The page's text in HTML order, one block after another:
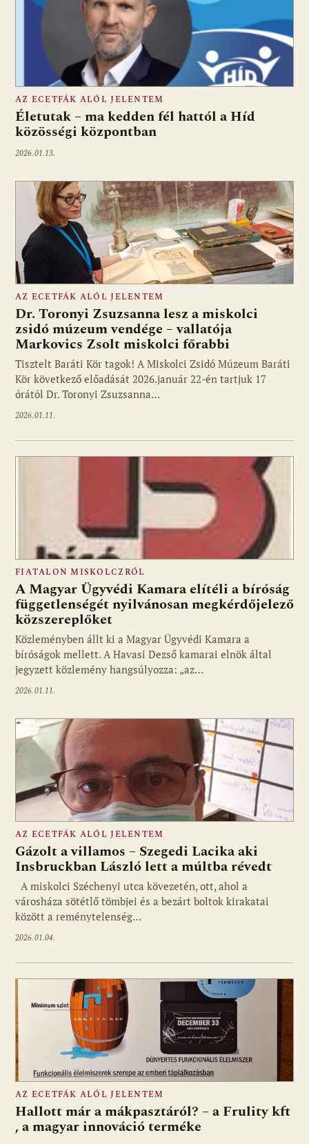
AZ ECETFÁK ALÓL JELENTEM
Életutak – ma kedden fél hattól a Híd
közösségi központban
2026.01.13.
AZ ECETFÁK ALÓL JELENTEM
Dr. Toronyi Zsuzsanna lesz a miskolci
zsidó múzeum vendége – vallatója
Markovics Zsolt miskolci főrabbi
Tisztelt Baráti Kör tagok! A Miskolci Zsidó Múzeum Baráti
Kör következő előadását 2026.január 22-én tartjuk 17
órától Dr. Toronyi Zsuzsanna…
2026.01.11.
FIATALON MISKOLCZRÓL
A Magyar Ügyvédi Kamara elítéli a bíróság
függetlenségét nyilvánosan megkérdőjelező
közszereplőket
Közleményben állt ki a Magyar Ügyvédi Kamara a
bíróságok mellett. A Havasi Dezső kamarai elnök által
jegyzett közlemény hangsúlyozza: „az…
2026.01.11.
AZ ECETFÁK ALÓL JELENTEM
Gázolt a villamos – Szegedi Lacika aki
Insbruckban László lett a múltba révedt
A miskolci Széchenyi utca kövezetén, ott, ahol a
városháza sötétlő tömbjei és a bezárt boltok kirakatai
között a reménytelenség…
2026.01.04.
AZ ECETFÁK ALÓL JELENTEM
Hallott már a mákpasztáról? – a Frulity kft
, a magyar innováció terméke